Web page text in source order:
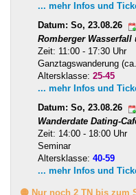
... mehr Infos und
Datum: So, 23.08.26
Romberger Wasserfall
Zeit: 11:00 - 17:30 Uhr
Ganztagswanderung
Altersklasse: 25-45
... mehr Infos und
Datum: So, 23.08.26
Wanderdate Dating-
Zeit: 14:00 - 18:00 Uhr
Seminar
Altersklasse: 40-59
... mehr Infos und
🟡 Nur noch 2 TN bis zum